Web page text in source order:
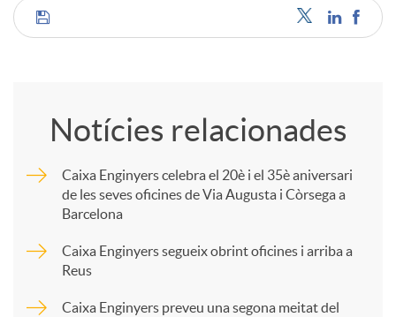
C
Notícies relacionades
Caixa Enginyers celebra el 20è i el 35è aniversari
de les seves oficines de Via Augusta i Còrsega a
Barcelona
Caixa Enginyers segueix obrint oficines i arriba a
Reus
Caixa Enginyers preveu una segona meitat del